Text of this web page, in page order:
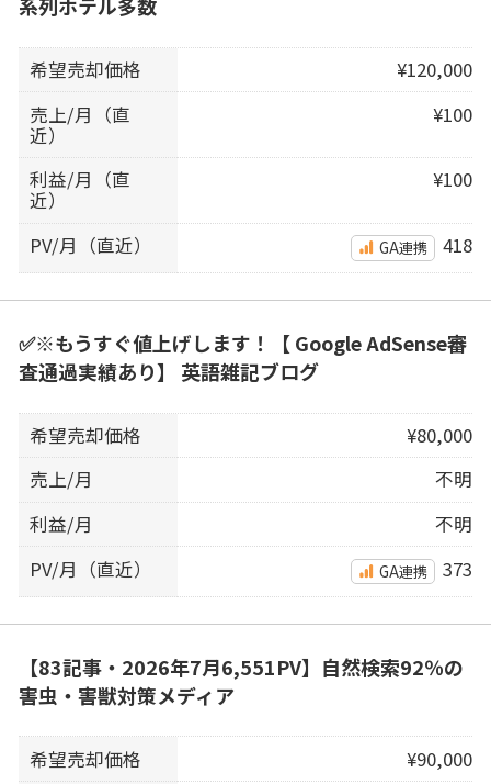
希望売却価格
¥120,000
売上/月（直
近）
¥100
利益/月（直
近）
¥100
PV/月（直近） GA連携 418
✅※もうすぐ値上げします！【 Google AdSense審
査通過実績あり】 英語雑記ブログ
希望売却価格
¥80,000
売上/月
不明
利益/月
不明
PV/月（直近）
GA連携 373
【83記事・2026年7月6,551PV】自然検索92％の
害虫・害獣対策メディア
希望売却価格
¥90,000